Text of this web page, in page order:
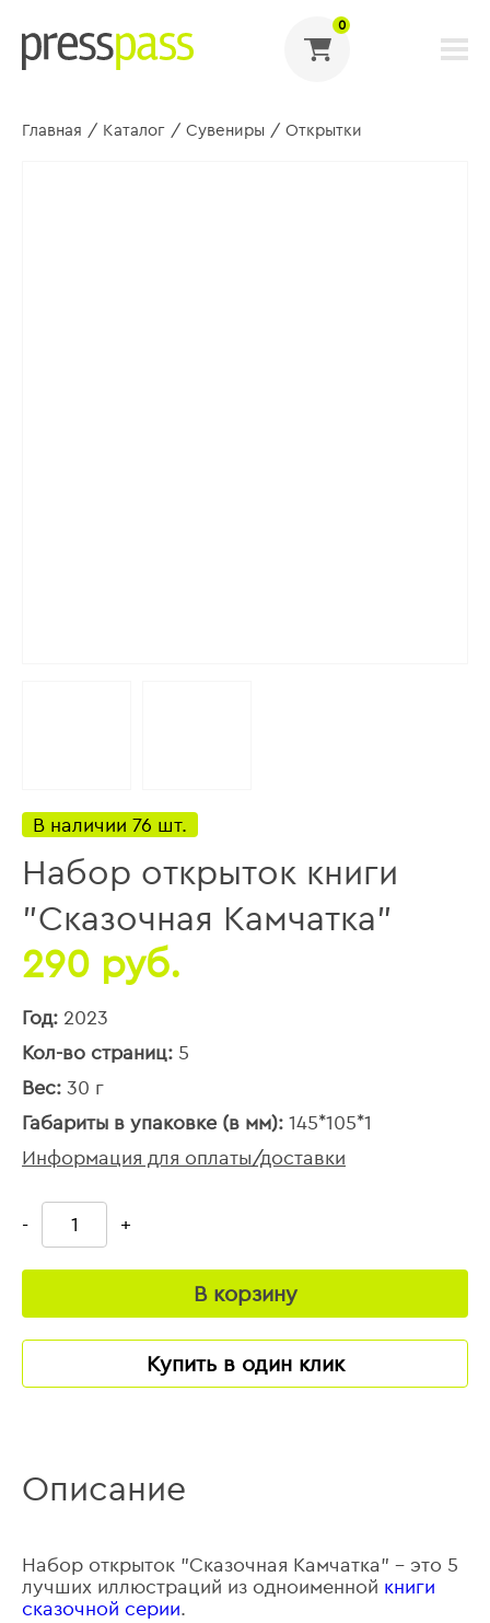
0
Главная / Каталог / Сувениры / Открытки
В наличии 76 шт.
Набор открыток книги
"Сказочная Камчатка"
290 руб.
Год: 2023
Кол-во страниц: 5
Вес: 30 г
Габариты в упаковке (в мм): 145*105*1
Информация для оплаты/доставки
- +
В корзину
Купить в один клик
Описание
Набор открыток "Сказочная Камчатка" – это 5
лучших иллюстраций из одноименной книги
сказочной серии.